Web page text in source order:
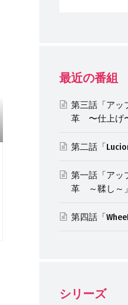
最近の番組
第三話「アッ
革 〜仕上げ
第二話「
第一話「アッ
革 ～鞣し～」
第四話「
シリーズ